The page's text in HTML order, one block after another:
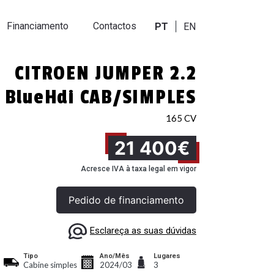
Financiamento Contactos PT EN
CITROEN JUMPER 2.2
BlueHdi CAB/SIMPLES
165 CV
21 400€
Acresce IVA à taxa legal em vigor
Pedido de financiamento
Esclareça as suas dúvidas
Tipo
Cabine simples
Ano/Mês
2024/03
Lugares
3